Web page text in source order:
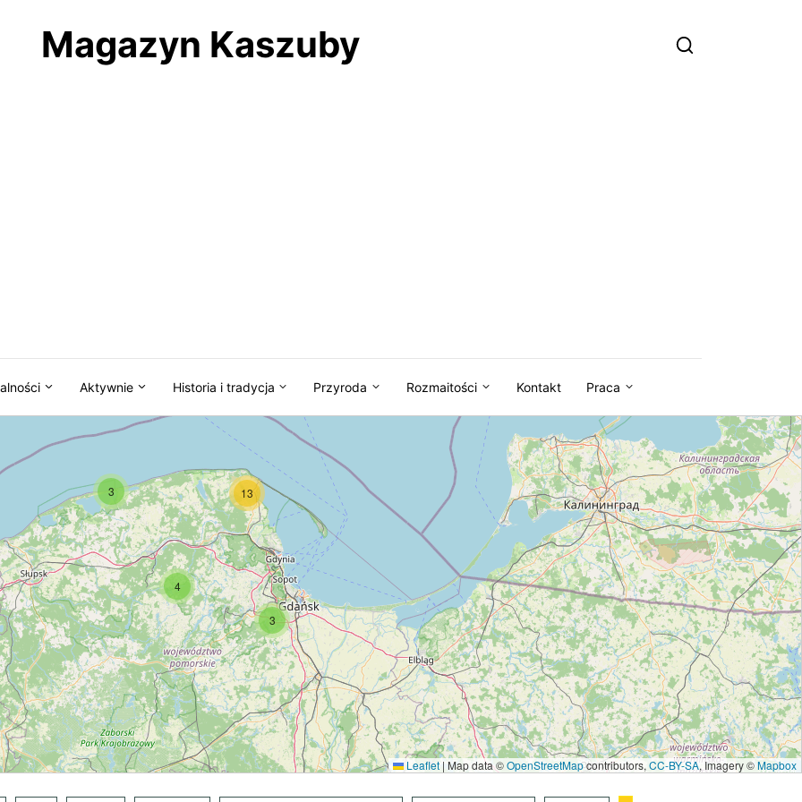
Magazyn Kaszuby
Aktywnie Historia i tradycja Przyroda Rozmaitości Kontakt Praca
3
4
13
3
Leaflet | Map data ©OpenStreetMapcontributors,CC-BY-SA, Imagery ©Mapbox